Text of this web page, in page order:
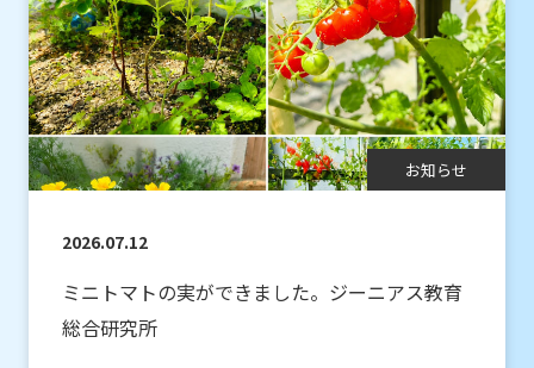
お知らせ
2026.07.12
ミニトマトの実ができました。ジーニアス教育
総合研究所